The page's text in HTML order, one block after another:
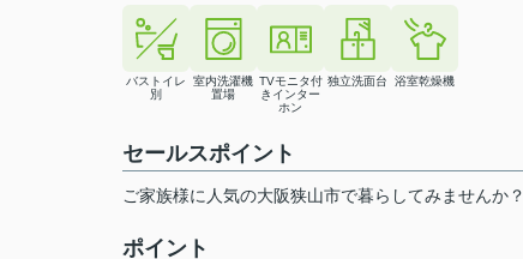
バストイレ
別
室内洗濯機
置場
TVモニタ付
きインター
ホン
独立洗面台 浴室乾燥機
セールスポイント
ご家族様に人気の大阪狭山市で暮らしてみませんか？
ポイント